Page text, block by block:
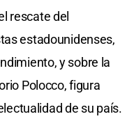
rescate del
estadounidenses,
y sobre la
Polocco, figura
de su país.